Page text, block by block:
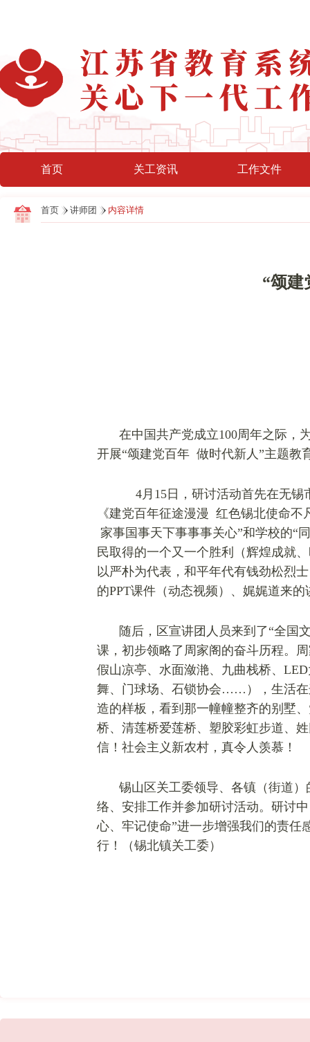
首页 关工资讯 工作文件
首页 讲师团 内容详情
“颂建
在中国共产党成立100周年之际，
开展“颂建党百年 做时代新人”主题教
4月15日，研讨活动首先在无
《建党百年征途漫漫 红色锡北使命
家事国事天下事事事关心”和学校的“
民取得的一个又一个胜利（辉煌成就
以严朴为代表，和平年代有钱劲松烈
的PPT课件（动态视频）、娓娓道来
随后，区宣讲团人员来到了“全
课，初步领略了周家阁的奋斗历程。
假山凉亭、水面潋滟、九曲栈桥、
舞、门球场、石锁协会……），生活在
造的样板，看到那一幢幢整齐的别墅
桥、清莲桥爱莲桥、塑胶彩虹步道、
信！社会主义新农村，真令人羡慕！
锡山区关工委领导、各镇（街道
络、安排工作并参加研讨活动。研讨
心、牢记使命”进一步增强我们的责
行！
（锡北镇关工委）